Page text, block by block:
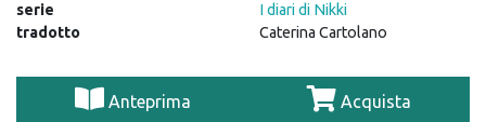
serie
I diari di Nikki
tradotto
Caterina Cartolano
Anteprima Acquista